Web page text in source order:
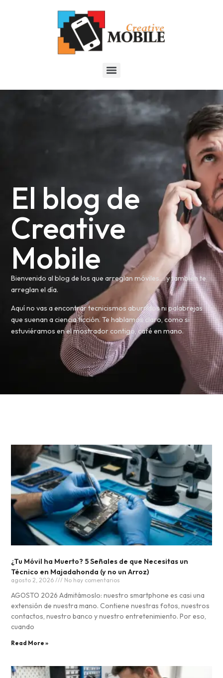
El blog de
Creative
Mobile
Bienvenido al blog de los que arreglan móviles… y también te
arreglan el día.
Aquí no vas a encontrar tecnicismos aburridos ni palabrejas
que suenan a ciencia ficción. Te hablamos claro, como si
estuviéramos en el mostrador contigo, café en mano.
¿Tu Móvil ha Muerto? 5 Señales de que Necesitas un
Técnico en Majadahonda (y no un Arroz)
agosto 2, 2026 No hay comentarios
AGOSTO 2026 Admitámoslo: nuestro smartphone es casi una
extensión de nuestra mano. Contiene nuestras fotos, nuestros
contactos, nuestro banco y nuestro entretenimiento. Por eso,
cuando
Read More »